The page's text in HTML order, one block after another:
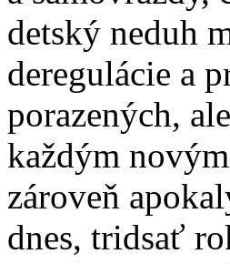
detský neduh
deregulácie a
porazených,
každým
zároveň
dnes, tridsať